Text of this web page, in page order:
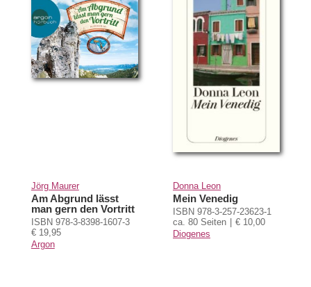
Jörg Maurer
Am Abgrund lässt
man gern den Vortritt
ISBN 978-3-8398-1607-3
€ 19,95
Argon
Donna Leon
Mein Venedig
ISBN 978-3-257-23623-1
ca. 80 Seiten
€ 10,00
Diogenes